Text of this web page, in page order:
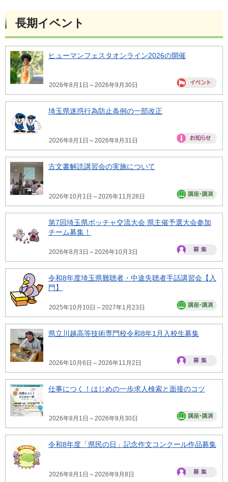
長期イベント
ヒューマンフェスタオンライン2026の開催
2026年8月1日～2026年9月30日
埼玉県迷惑行為防止条例の一部改正
2026年8月1日～2026年8月31日
古文書解読講習会の実施について
2026年10月1日～2026年11月28日
第7回埼玉県ボッチャ交流大会 県主催予選大会参加
チーム募集！
2026年8月3日～2026年10月3日
令和8年度埼玉県難聴者・中途失聴者手話講習会【入
門】
2025年10月10日～2027年1月23日
県立川越高等技術専門校令和8年1月入校生募集
2026年10月6日～2026年11月2日
仕事につく！はじめの一歩求人検索と面接のコツ
2026年8月1日～2026年9月30日
令和8年度「県民の日」記念作文コンクール作品募集
2026年8月1日～2026年9月8日